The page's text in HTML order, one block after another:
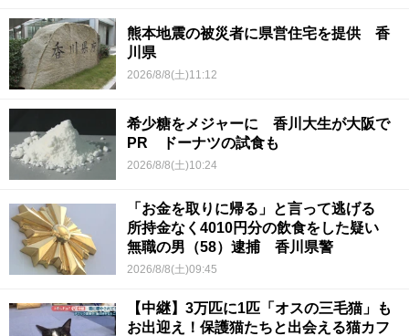
熊本地震の被災者に県営住宅を提供 香
川県
2026/8/8(土)11:12
希少糖をメジャーに 香川大生が大阪で
PR ドーナツの試食も
2026/8/8(土)10:24
「お金を取りに帰る」と言って逃げる
所持金なく4010円分の飲食をした疑い
無職の男（58）逮捕 香川県警
2026/8/8(土)09:45
【中継】3万匹に1匹「オスの三毛猫」も
お出迎え！保護猫たちと出会える猫カフ